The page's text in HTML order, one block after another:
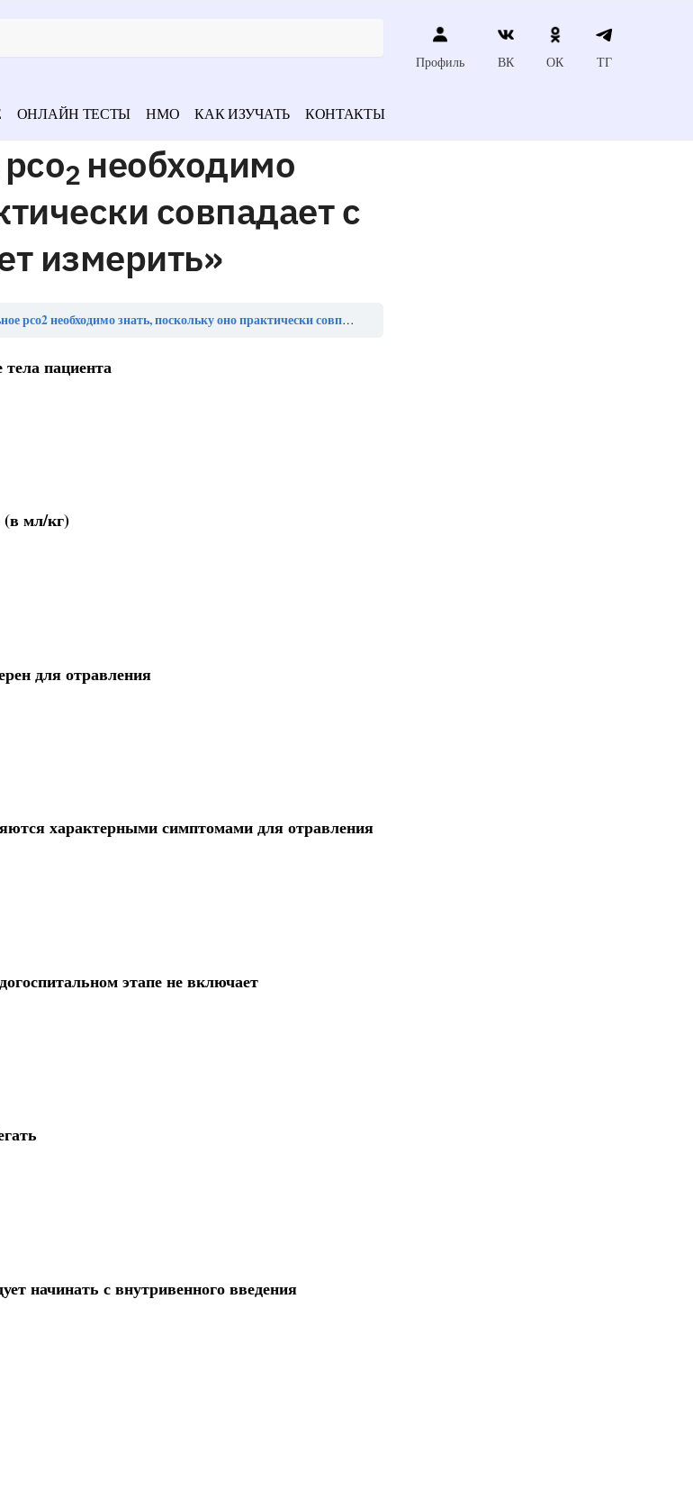
Профиль ВК ОК ТГ
ОНЛАЙН ТЕСТЫ НМО КАК ИЗУЧАТЬ КОНТАКТЫ
2 необходимо
совпадает с
измерить»
знать, поскольку оно практически совпадает с альвеолярным и позволяет измерить»
пациента
(в мл/кг)
для отравления
характерными симптомами для отравления
этапе не включает
начинать с внутривенного введения